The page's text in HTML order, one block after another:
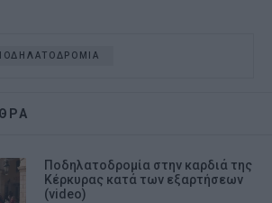
Ποδηλατοδρομία στην καρδιά της
Κέρκυρας κατά των εξαρτήσεων
(video)